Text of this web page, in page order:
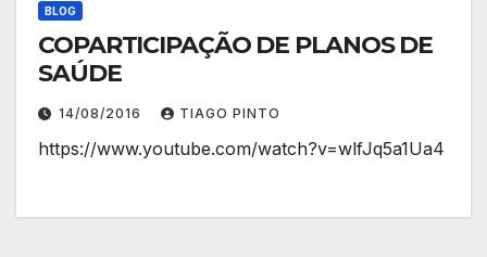
BLOG
COPARTICIPAÇÃO DE PLANOS DE
SAÚDE
14/08/2016 TIAGO PINTO
https://www.youtube.com/watch?v=wlfJq5a1Ua4